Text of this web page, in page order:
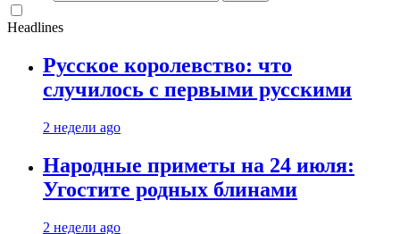
Headlines
Русское королевство: что
случилось с первыми русскими
2 недели ago
Народные приметы на 24 июля:
Угостите родных блинами
2 недели ago